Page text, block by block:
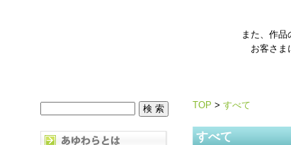
また、作品
お客さま
TOP > すべて
すべて